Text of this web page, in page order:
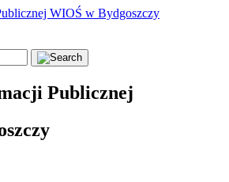
Publicznej